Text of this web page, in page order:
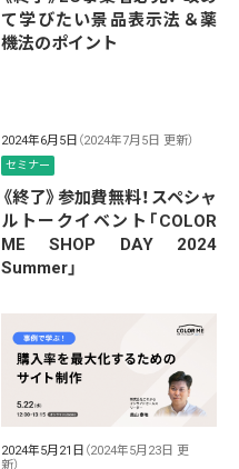
て学びたい景品表示法＆薬
機法のポイント
2024年6月5日 （2024年7月5日 更新）
セミナー
《終了》参加費無料！スペシャ
ルトークイベント「COLOR
ME SHOP DAY 2024
Summer」
2024年5月21日 （2024年5月23日 更
新）